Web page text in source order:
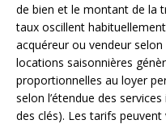
de bien et le montant de la
taux oscillent
acquéreur ou vendeur
locations saisonnières
proportionnelles au loyer
selon l’étendue des
des clés). Les tarifs